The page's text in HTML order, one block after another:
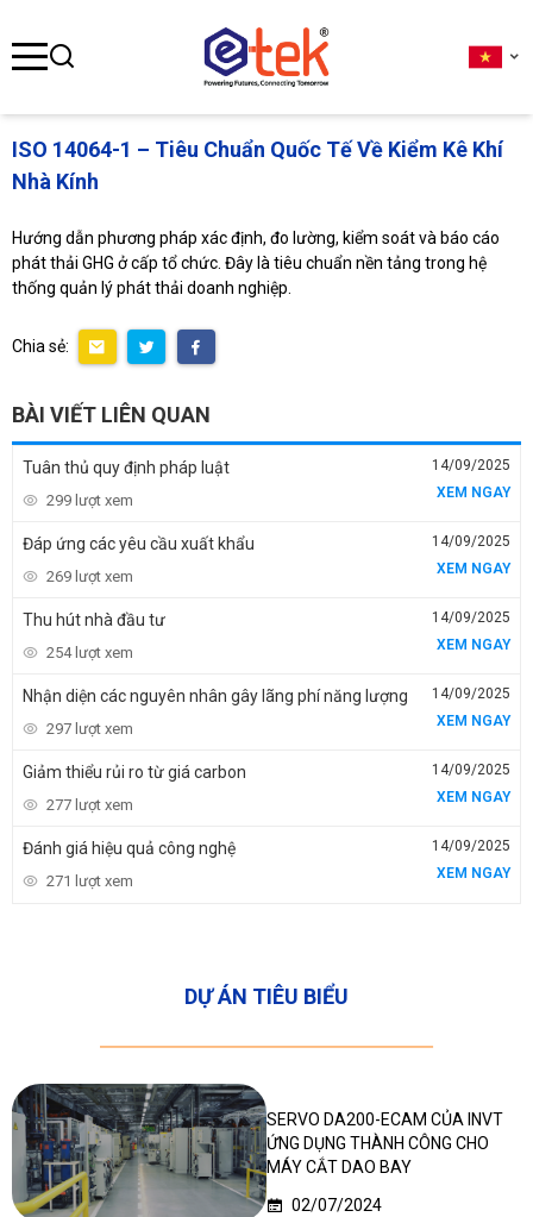
ISO 14064-1 – Tiêu Chuẩn Quốc Tế Về Kiểm Kê Khí
Nhà Kính
Hướng dẫn phương pháp xác định, đo lường, kiểm soát và báo cáo
phát thải GHG ở cấp tổ chức. Đây là tiêu chuẩn nền tảng trong hệ
thống quản lý phát thải doanh nghiệp.
Chia sẻ:
BÀI VIẾT LIÊN QUAN
Tuân thủ quy định pháp luật
299 lượt xem
14/09/2025
XEM NGAY
Đáp ứng các yêu cầu xuất khẩu
269 lượt xem
14/09/2025
XEM NGAY
Thu hút nhà đầu tư
254 lượt xem
14/09/2025
XEM NGAY
Nhận diện các nguyên nhân gây lãng phí năng lượng
297 lượt xem
14/09/2025
XEM NGAY
Giảm thiểu rủi ro từ giá carbon
277 lượt xem
14/09/2025
XEM NGAY
Đánh giá hiệu quả công nghệ
271 lượt xem
14/09/2025
XEM NGAY
DỰ ÁN TIÊU BIỂU
SERVO DA200-ECAM CỦA INVT
ỨNG DỤNG THÀNH CÔNG CHO
MÁY CẮT DAO BAY
02/07/2024